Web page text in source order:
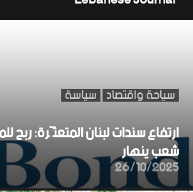
سياحة واقتصاد سياسة
ارتفاع سندات لبنان المتعثّرة:
شعب ينهار
26/10/2025